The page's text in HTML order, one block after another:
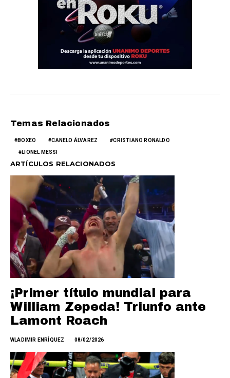
Temas Relacionados
BOXEO CANELO ÁLVAREZ CRISTIANO RONALDO
LIONEL MESSI
ARTÍCULOS RELACIONADOS
¡Primer título mundial para
William Zepeda! Triunfo ante
Lamont Roach
WLADIMIR ENRÍQUEZ 08/02/2026